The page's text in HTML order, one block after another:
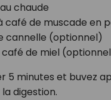
chaude
café de muscade en
cannelle (optionnel)
café de miel
5 minutes et buvez
digestion.